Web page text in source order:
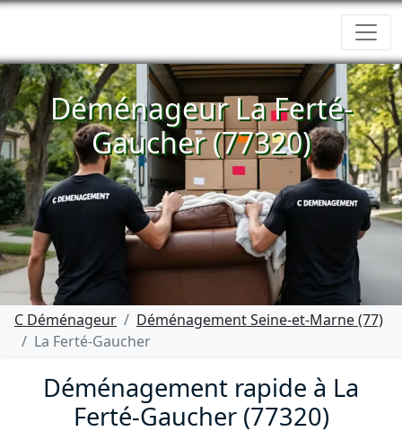
Déménageur La Ferté-
Gaucher (77320)
C Déménageur
Déménagement Seine-et-Marne (77)
La Ferté-Gaucher
Déménagement rapide à La
Ferté-Gaucher (77320)